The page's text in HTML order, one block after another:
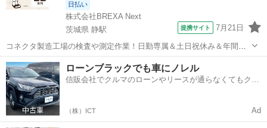
日払い
株式会社BREXA Next
茨城県 静駅
提携サイト 7月21日
コネクタ製造工場の検査や測定作業！日勤専属＆土日祝休み＆年間休
日128日★クリーンルーム内作業★マイカー通勤OK＆無料駐車場あり
★就業先食堂利用可！日払い制度あり！《茨城県常陸大宮市》 人気の
工場のお仕事 ◇コネクタ製造工...
茨城 常陸大宮市 静駅 その他
ローンブラックでも車にノレル
信販会社でクルマのローンやリースが通らなくてもクル
（株）ICT Ad